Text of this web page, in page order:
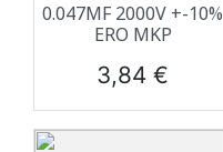
0.047ΜF 2000V +-10%
ERO MKP
Prix
3,84 €